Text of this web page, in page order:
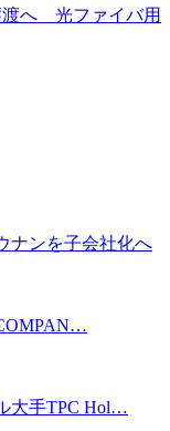
渡へ 光ファイバ用
ナンを子会社化へ
大手TPC Hol…